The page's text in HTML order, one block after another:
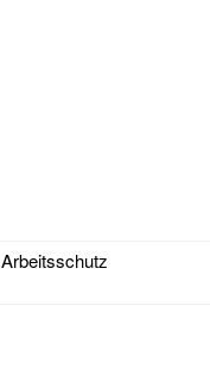
Arbeitsschutz